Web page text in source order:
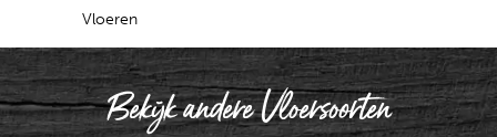
Vloeren
Bekijk andere Vloersoorten